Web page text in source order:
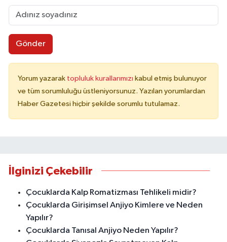
Gönder
Yorum yazarak topluluk kurallarımızı kabul etmiş bulunuyor
ve tüm sorumluluğu üstleniyorsunuz. Yazılan yorumlardan
Haber Gazetesi hiçbir şekilde sorumlu tutulamaz.
İlginizi Çekebilir
Çocuklarda Kalp Romatizması Tehlikeli midir?
Çocuklarda Girişimsel Anjiyo Kimlere ve Neden
Yapılır?
Çocuklarda Tanısal Anjiyo Neden Yapılır?